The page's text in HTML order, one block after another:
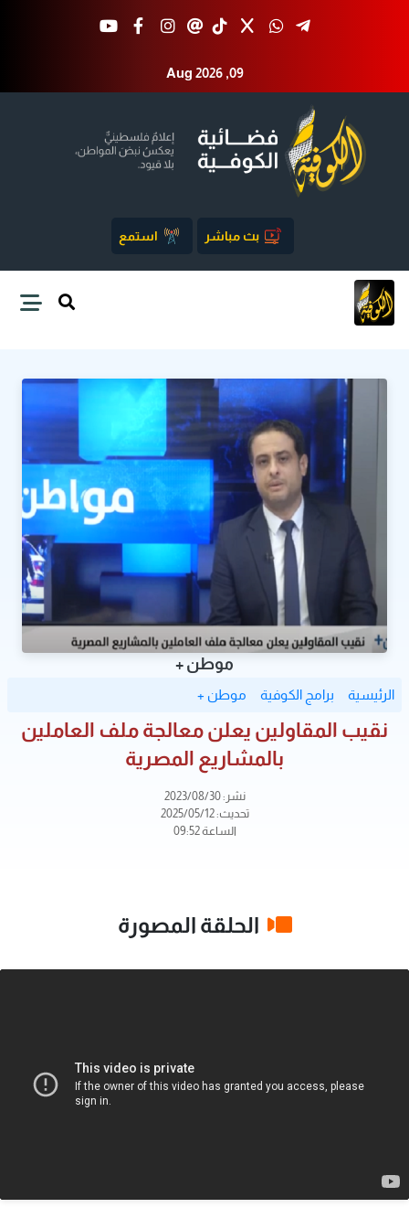
Aug 2026 ,09
بث مباشر استمع
موطن +
الرئيسية برامج الكوفية موطن +
نقيب المقاولين يعلن معالجة ملف العاملين
بالمشاريع المصرية
نشر: 2023/08/30
تحديث: 2025/05/12
الساعة 09:52
الحلقة المصورة